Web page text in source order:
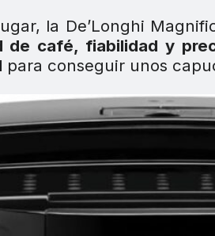
la De’Longhi
de café, fiabilidad y
para conseguir unos